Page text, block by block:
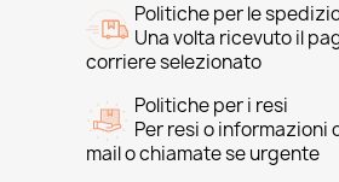
Politiche per le
Una volta ricevuto il
corriere selezionato
Politiche per i resi
Per resi o
mail o chiamate se urgente